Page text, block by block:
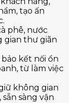
tạo ấn
phê, nước
gian thư giãn
kết nối ổn
từ làm việc
không gian
sàng vận